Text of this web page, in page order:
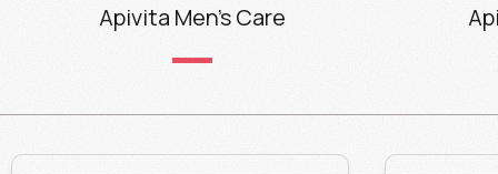
Apivita Men's Care